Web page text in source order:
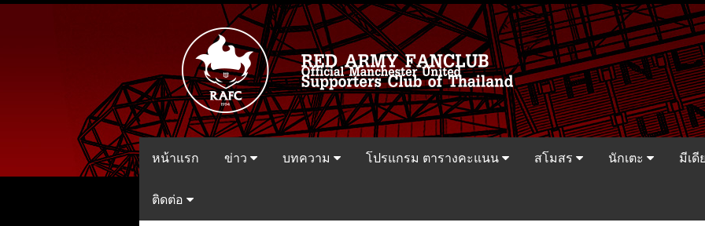
หน้าแรก ข่าว บทความ โปรแกรม ตารางคะแนน สโมสร นักเตะ มีเดี
ติดต่อ